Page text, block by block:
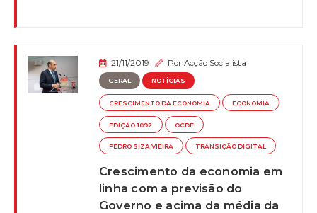
21/11/2019 PorAcção Socialista
GERAL NOTÍCIAS
CRESCIMENTO DA ECONOMIA ECONOMIA
EDIÇÃO 1092 OCDE
PEDRO SIZA VIEIRA TRANSIÇÃO DIGITAL
Crescimento da economia em
linha com a previsão do
Governo e acima da média da